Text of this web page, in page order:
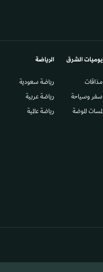
يوميات الشرق​
مذاقات
سفر وسياحة
لمسات الموضة
الرياضة
رياضة سعودية
رياضة عربية
رياضة عالمية